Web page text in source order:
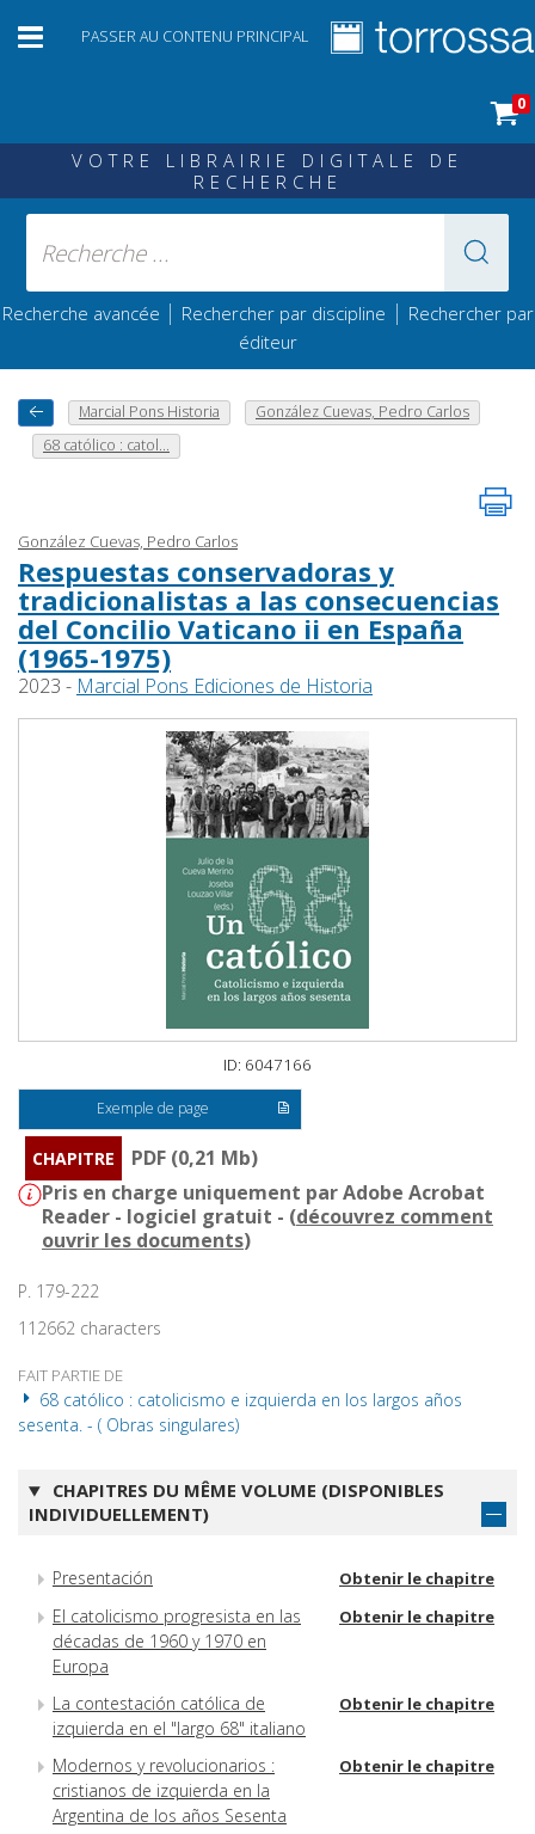
PASSER AU CONTENU PRINCIPAL
0
VOTRE LIBRAIRIE DIGITALE DE
RECHERCHE
Recherche avancée | Rechercher par discipline | Rechercher par
éditeur
Marcial Pons Historia
González Cuevas, Pedro Carlos
68 católico : catol...
González Cuevas, Pedro Carlos
Respuestas conservadoras y
tradicionalistas a las consecuencias
del Concilio Vaticano ii en España
(1965-1975)
2023 - Marcial Pons Ediciones de Historia
ID: 6047166
Exemple de page
CHAPITRE
PDF (0,21 Mb)
Pris en charge uniquement par Adobe Acrobat
Reader - logiciel gratuit - (découvrez comment
ouvrir les documents)
P. 179-222
112662 characters
FAIT PARTIE DE
68 católico : catolicismo e izquierda en los largos años
sesenta. - ( Obras singulares)
CHAPITRES DU MÊME VOLUME (DISPONIBLES
INDIVIDUELLEMENT)
Presentación Obtenir le chapitre
El catolicismo progresista en las
décadas de 1960 y 1970 en
Europa
Obtenir le chapitre
La contestación católica de
izquierda en el "largo 68" italiano
Obtenir le chapitre
Modernos y revolucionarios :
cristianos de izquierda en la
Argentina de los años Sesenta
Obtenir le chapitre